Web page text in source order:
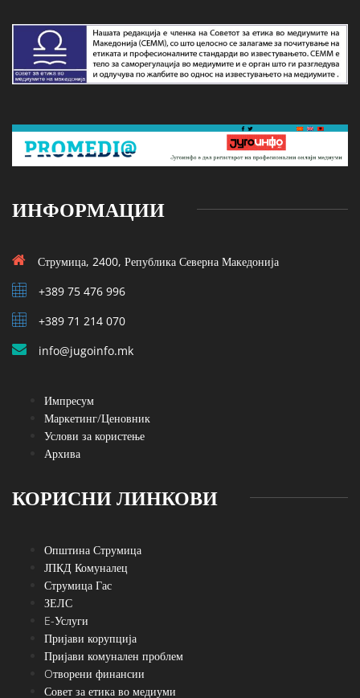
ИНФОРМАЦИИ
Струмица, 2400, Република Северна Македонија
+389 75 476 996
+389 71 214 070
info@jugoinfo.mk
Импресум
Маркетинг/Ценовник
Услови за користење
Архива
КОРИСНИ ЛИНКОВИ
Општина Струмица
ЈПКД Комуналец
Струмица Гас
ЗЕЛС
E-Услуги
Пријави корупција
Пријави комунален проблем
Oтворени финансии
Совет за етика во медиуми